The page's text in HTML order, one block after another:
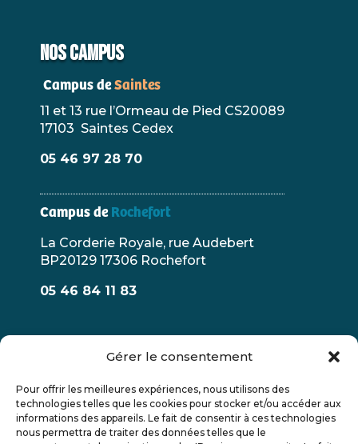
Gérer le consentement
Pour offrir les meilleures expériences, nous utilisons des
technologies telles que les cookies pour stocker et/ou accéder aux
informations des appareils. Le fait de consentir à ces technologies
nous permettra de traiter des données telles que le
NOS CAMPUS
Campus deSaintes
11 et 13 rue l’Ormeau de Pied CS20089
17103 Saintes Cedex
05 46 97 28 70
Campus de Rochefort
La Corderie Royale, rue Audebert
BP20129 17306 Rochefort
05 46 84 11 83
Engagements qualité